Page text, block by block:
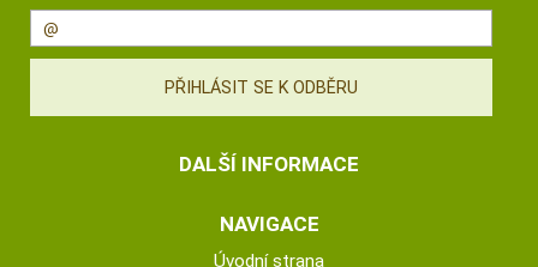
DALŠÍ INFORMACE
NAVIGACE
Úvodní strana